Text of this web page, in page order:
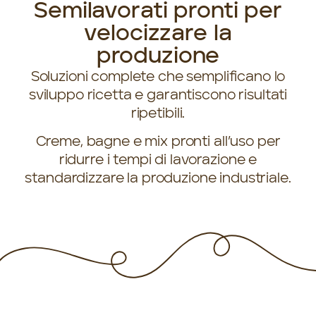
Semilavorati pronti per
velocizzare la
produzione
Soluzioni complete che semplificano lo
sviluppo ricetta e garantiscono risultati
ripetibili.
Creme, bagne e mix pronti all’uso per
ridurre i tempi di lavorazione e
standardizzare la produzione industriale.